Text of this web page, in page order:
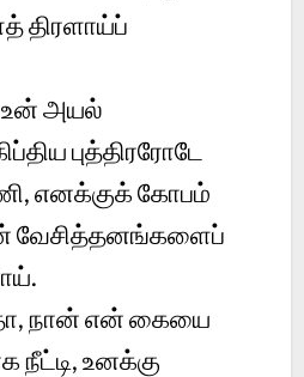
திரளாய்ப்
உன் அயல்
புத்திரரோடே
எனக்குக் கோபம்
வேசித்தனங்களைப்
நான் என் கையை
நீட்டி, உனக்கு